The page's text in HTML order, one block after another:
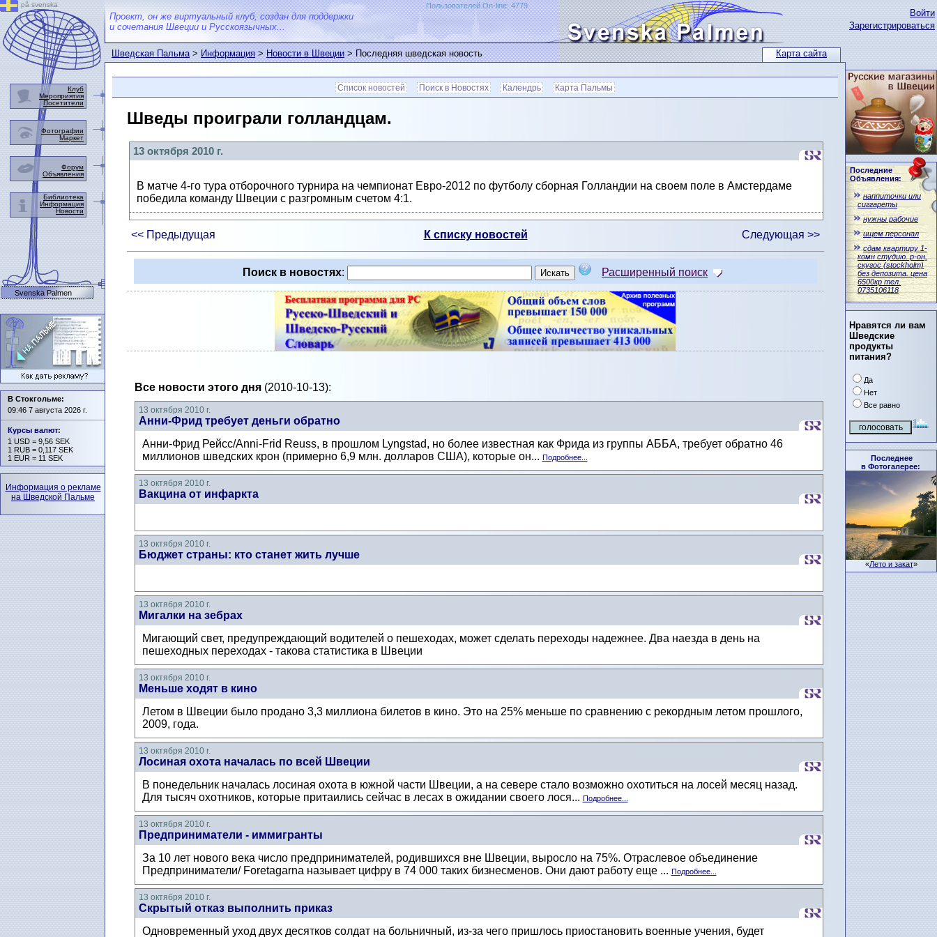
Карта сайта
Войти
Зарегистрироваться
Последние
Объявления:
наппиточки или
сиггареты
нужны рабочие
ищем персонал
сдам квартиру 1-
комн студию. р-он,
скугос (stockholm)
без депозита. цена
6500кр тел.
0735106118
Нравятся ли вам
Шведские
продукты
питания?
Да
Нет
Все равно
Последнее
в Фотогалерее:
«Лето и закат»
Проект, он же виртуальный клуб, создан для поддержки
и сочетания Швеции и Русскоязычных...
Пользователей On-line: 4779
Шведская Пальма>Информация>Новости в Швеции> Последняя шведская новость
Список новостей Поиск в Новостях Календрь Карта Пальмы
Шведы проиграли голландцам.
13 октября 2010 г.
В матче 4-го тура отборочного турнира на чемпионат Евро-2012 по футболу сборная Голландии на своем поле в Амстердаме
победила команду Швеции с разгромным счетом 4:1.
<< Предыдущая К списку новостей Следующая >>
Поиск в новостях: Расширенный поиск
Все новости этого дня(2010-10-13):
13 октября 2010 г.
Анни-Фрид требует деньги обратно
Анни-Фрид Рейсс/Anni-Frid Reuss, в прошлом Lyngstad, но более известная как Фрида из группы АББА, требует обратно 46
миллионов шведских крон (примерно 6,9 млн. долларов США), которые он... Подробнее...
13 октября 2010 г.
Вакцина от инфаркта
13 октября 2010 г.
Бюджет страны: кто станет жить лучше
13 октября 2010 г.
Мигалки на зебрах
Мигающий свет, предупреждающий водителей о пешеходах, может сделать переходы надежнее. Два наезда в день на
пешеходных переходах - такова статистика в Швеции
13 октября 2010 г.
Меньше ходят в кино
Летом в Швеции было продано 3,3 миллиона билетов в кино. Это на 25% меньше по сравнению с рекордным летом прошлого,
2009, года.
13 октября 2010 г.
Лосиная охота началась по всей Швеции
В понедельник началась лосиная охота в южной части Швеции, а на севере стало возможно охотиться на лосей месяц назад.
Для тысяч охотников, которые притаились сейчас в лесах в ожидании своего лося... Подробнее...
13 октября 2010 г.
Предприниматели - иммигранты
За 10 лет нового века число предпринимателей, родившихся вне Швеции, выросло на 75%. Отраслевое объединение
Предприниматели/ Foretagarna называет цифру в 74 000 таких бизнесменов. Они дают работу еще ... Подробнее...
13 октября 2010 г.
Скрытый отказ выполнить приказ
Одновременный уход двух десятков солдат на больничный, из-за чего пришлось приостановить военные учения, будет
på svenska
Клуб
Мероприятия
Посетители
Фотографии
Маркет
Форум
Объявления
Библиотека
Информация
Новости
Svenska Palmen
В Стокгольме:
09:46 7 августа 2026 г.
Курсы валют:
1 USD = 9,56 SEK
1 RUB = 0,117 SEK
1 EUR = 11 SEK
Информация о рекламе
на Шведской Пальме